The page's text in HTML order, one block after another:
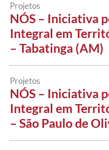
Projetos
NÓS – Iniciativa
Integral em
– Tabatinga (AM)
Projetos
NÓS – Iniciativa
Integral em
– São Paulo de